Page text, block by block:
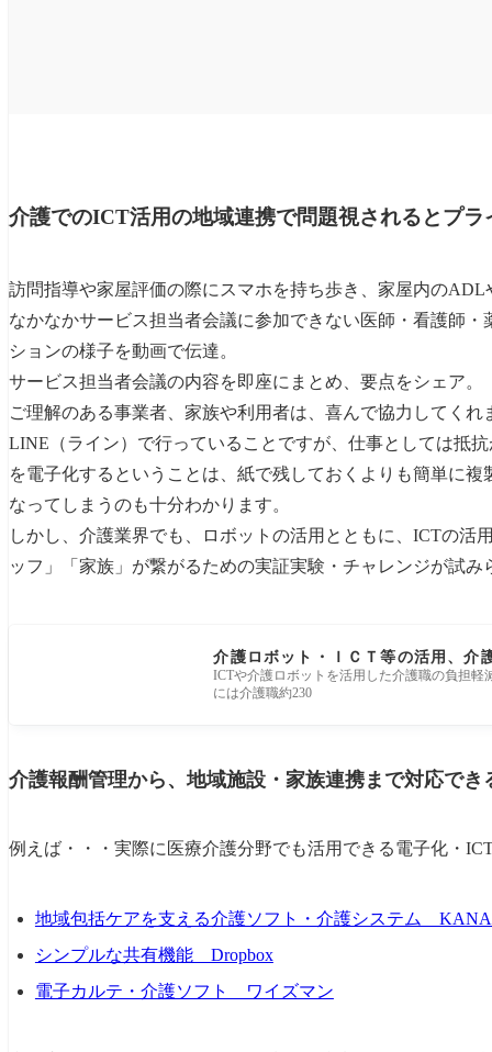
介護でのICT活用の地域連携で問題視されるとプラ
訪問指導や家屋評価の際にスマホを持ち歩き、家屋内の
なかなかサービス担当者会議に参加できない医師・看護師
ションの様子を動画で伝達。
サービス担当者会議の内容を即座にまとめ、要点をシェア。
ご理解のある事業者、家族や利用者は、喜んで協力してく
LINE（ライン）で行っていることですが、仕事としては抵
を電子化するということは、紙で残しておくよりも簡単に
なってしまうのも十分わかります。
しかし、介護業界でも、ロボットの活用とともに、ICTの
ッフ」「家族」が繋がるための実証実験・チャレンジが試み
介護ロボット・ＩＣＴ等の活用、介
ICTや介護ロボットを活用した介護職の負担
には介護職約230
介護報酬管理から、地域施設・家族連携まで対応でき
例えば・・・実際に医療介護分野でも活用できる電子化・
地域包括ケアを支える介護ソフト・介護システム
シンプルな共有機能 Dropbox
電子カルテ・介護ソフト ワイズマン